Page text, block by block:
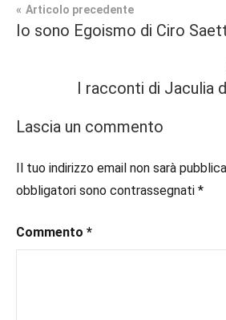
Tag
#bloggerlife
#booklover,
#ebook
#inspiration,
#ioleggo,
Contemporary
Prossime
Navigazione
Articolo precedente
Io sono Egoismo di Ciro
I racconti di Jaculia
Lascia un commento
Il tuo indirizzo email non sarà
obbligatori sono contrassegnati *
Commento *